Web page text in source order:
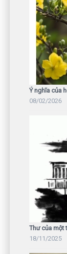
Ý nghĩa của
08/02/2026
Thư của một
18/11/2025